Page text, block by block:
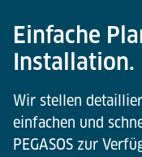
Einfache
Installation.
Wir stellen
einfachen und
PEGASOS zur